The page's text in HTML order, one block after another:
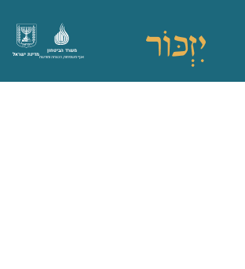
מדינת ישראל
משרד הביטחון
אגף משפחות, הנצחה ומורשת